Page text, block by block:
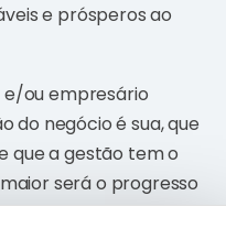
e prósperos ao
ou empresário
do negócio é sua, que
que a gestão tem o
será o progresso